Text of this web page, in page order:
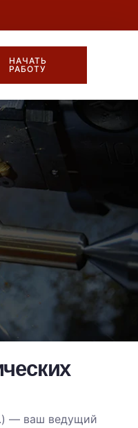
НАЧАТЬ
РАБОТУ
— ваш ведущий